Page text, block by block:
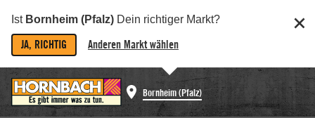
Ist Bornheim (Pfalz) Dein richtiger Markt?
JA, RICHTIG Anderen Markt wählen
Bornheim (Pfalz)